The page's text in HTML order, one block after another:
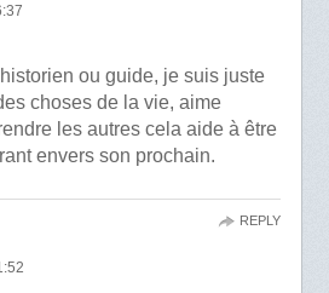
ou guide, je suis juste
choses de la vie, aime
les autres cela aide à être
envers son prochain.
REPLY